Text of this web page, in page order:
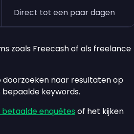
Direct tot een paar dagen
zoals Freecash of als freelance
naar resultaten op
keywords.
enquêtes of het kijken